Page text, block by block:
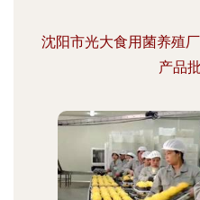
沈阳市光大食用菌养殖
产品